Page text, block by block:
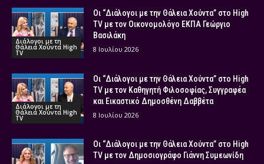
Διάλογοι με τη
Θάλεια Χούντα High
TV
Οι “Διάλογοι με την Θάλεια Χούντα” στο High
TV με τον Οικονομολόγο ΕΚΠΑ Γεώργιο
Βασιλάκη
8 Ιουλίου 2026
Διάλογοι με τη
Θάλεια Χούντα High
TV
Οι “Διάλογοι με την Θάλεια Χούντα” στο High
TV με τον Καθηγητή Φιλοσοφίας, Συγγραφέα
και Εικαστικό Δημοσθένη Δαββέτα
8 Ιουλίου 2026
Οι “Διάλογοι με την Θάλεια Χούντα” στο High
TV με τον Δημοσιογράφο Γιάννη Συμεωνίδη